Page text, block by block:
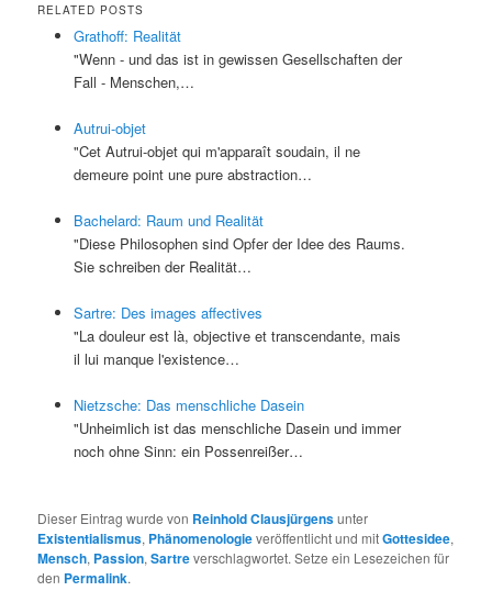
RELATED POSTS
Grathoff: Realität
"Wenn - und das ist in gewissen Gesellschaften der
Fall - Menschen,…
Autrui-objet
"Cet Autrui-objet qui m'apparaît soudain, il ne
demeure point une pure abstraction…
Bachelard: Raum und Realität
"Diese Philosophen sind Opfer der Idee des Raums.
Sie schreiben der Realität…
Sartre: Des images affectives
"La douleur est là, objective et transcendante, mais
il lui manque l'existence…
Nietzsche: Das menschliche Dasein
"Unheimlich ist das menschliche Dasein und immer
noch ohne Sinn: ein Possenreißer…
Dieser Eintrag wurde von Reinhold Clausjürgensunter
Existentialismus, Phänomenologieveröffentlicht und mitGottesidee,
Mensch, Passion,Sartreverschlagwortet. Setze ein Lesezeichen für
den Permalink.